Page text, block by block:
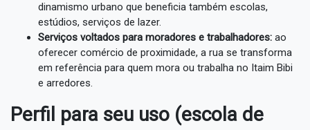
dinamismo urbano que beneficia também escolas,
estúdios, serviços de lazer.
Serviços voltados para moradores e trabalhadores: ao
oferecer comércio de proximidade, a rua se transforma
em referência para quem mora ou trabalha no Itaim Bibi
e arredores.
Perfil para seu uso (escola de